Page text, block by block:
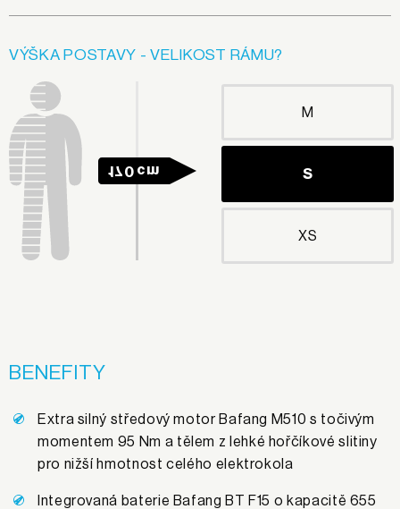
VÝŠKA POSTAVY - VELIKOST RÁMU?
170 cm
M
S
XS
BENEFITY
Extra silný středový motor Bafang M510 s točivým
momentem 95 Nm a tělem z lehké hořčíkové slitiny
pro nižší hmotnost celého elektrokola
Integrovaná baterie Bafang BT F15 o kapacitě 655